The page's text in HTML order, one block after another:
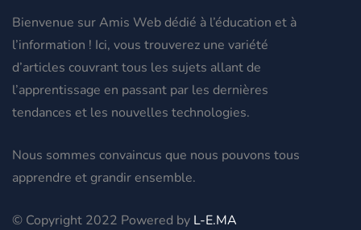
Bienvenue sur Amis Web dédié à l’éducation et à
l’information ! Ici, vous trouverez une variété
d’articles couvrant tous les sujets allant de
l’apprentissage en passant par les dernières
tendances et les nouvelles technologies.
Nous sommes convaincus que nous pouvons tous
apprendre et grandir ensemble.
© Copyright 2022 Powered by L-E.MA